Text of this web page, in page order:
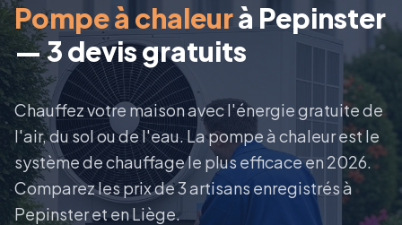
Pompe à chaleurà Pepinster
— 3 devis gratuits
Chauffez votre maison avec l'énergie gratuite de
l'air, du sol ou de l'eau. La pompe à chaleur est le
système de chauffage le plus efficace en 2026.
Comparez les prix de 3 artisans enregistrés à
Pepinster et en Liège.